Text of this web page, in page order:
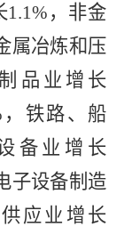
1.1% ，非金
属冶炼和压
品业增长
，铁路、船
备业增长
子设备制造
应业增长